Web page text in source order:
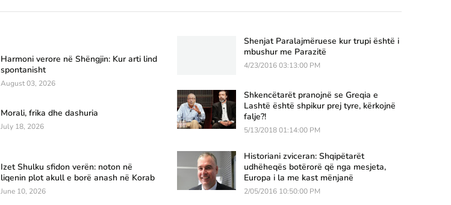
Harmoni verore në Shëngjin: Kur arti lind
spontanisht
August 03, 2026
Morali, frika dhe dashuria
July 18, 2026
Izet Shulku sfidon verën: noton në
liqenin plot akull e borë anash në Korab
June 10, 2026
Shenjat Paralajmëruese kur trupi është i
mbushur me Parazitë
4/23/2016 03:13:00 PM
Shkencëtarët pranojnë se Greqia e
Lashtë është shpikur prej tyre, kërkojnë
falje?!
5/13/2018 01:14:00 PM
Historiani zviceran: Shqipëtarët
udhëheqës botërorë që nga mesjeta,
Europa i la me kast mënjanë
2/05/2016 10:50:00 PM